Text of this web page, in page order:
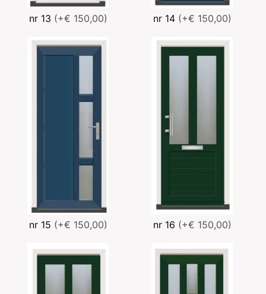
nr 13 (+€ 150,00) nr 14 (+€ 150,00)
nr 15 (+€ 150,00) nr 16 (+€ 150,00)